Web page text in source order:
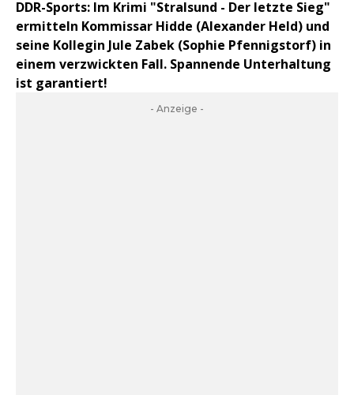
DDR-Sports: Im Krimi "Stralsund - Der letzte Sieg"
ermitteln Kommissar Hidde (Alexander Held) und
seine Kollegin Jule Zabek (Sophie Pfennigstorf) in
einem verzwickten Fall. Spannende Unterhaltung
ist garantiert!
- Anzeige -